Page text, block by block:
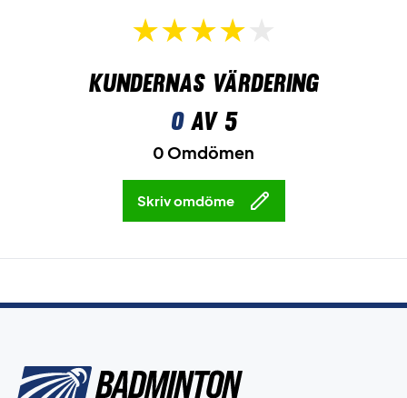
Kundernas värdering
0av 5
0 Omdömen
Skriv omdöme